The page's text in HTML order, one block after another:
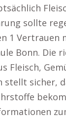
sollte
1 Vertrauen
Bonn. Die
Fleisch,
stellt sicher,